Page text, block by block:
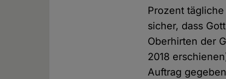
Prozent
sicher, dass
Oberhirten der
2018
Auftrag